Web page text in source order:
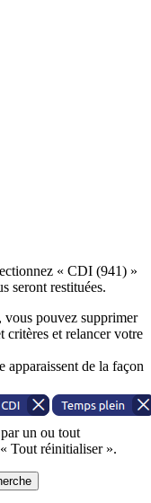
« CDI (941) »
seront restituées.
vous pouvez supprimer
critères et relancer votre
apparaissent de la façon
un ou tout
Tout réinitialiser ».